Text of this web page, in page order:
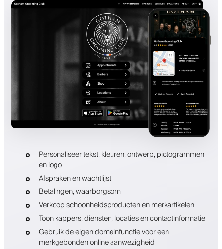
Personaliseer tekst, kleuren, ontwerp, pictogrammen
en logo
Afspraken en wachtlijst
Betalingen, waarborgsom
Verkoop schoonheidsproducten en merkartikelen
Toon kappers, diensten, locaties en contactinformatie
Gebruik de eigen domeinfunctie voor een
merkgebonden online aanwezigheid